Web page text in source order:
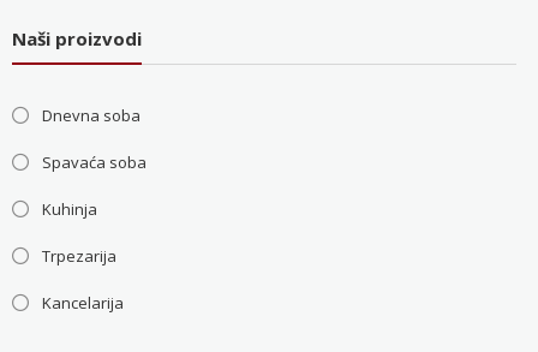
Naši proizvodi
Dnevna soba
Spavaća soba
Kuhinja
Trpezarija
Kancelarija